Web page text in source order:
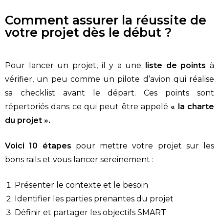
Comment assurer la réussite de
votre projet dès le début ?
Pour lancer un projet, il y a une liste de points à
vérifier, un peu comme un pilote d’avion qui réalise
sa checklist avant le départ. Ces points sont
répertoriés dans ce qui peut être appelé « la charte
du projet ».
Voici 10 étapes pour mettre votre projet sur les
bons rails et vous lancer sereinement :
Présenter le contexte et le besoin
Identifier les parties prenantes du projet
Définir et partager les objectifs SMART